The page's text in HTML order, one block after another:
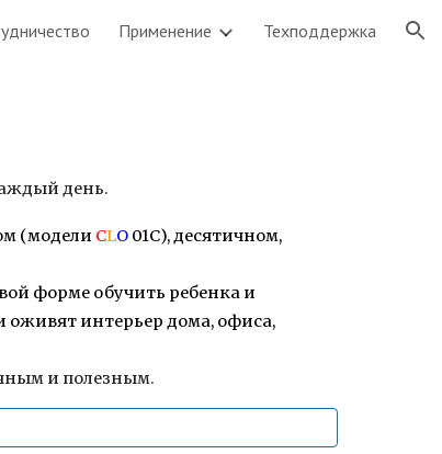
Применение Техподдержка
день.
(модели CLO01C), десятичном,
форме обучить ребенка и
оживят интерьер дома, офиса,
и полезным.